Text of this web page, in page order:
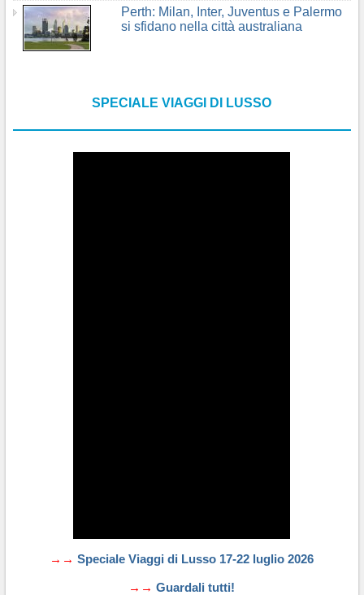
Perth: Milan, Inter, Juventus e Palermo
si sfidano nella città australiana
SPECIALE VIAGGI DI LUSSO
→→ Speciale Viaggi di Lusso 17-22 luglio 2026
→→ Guardali tutti!